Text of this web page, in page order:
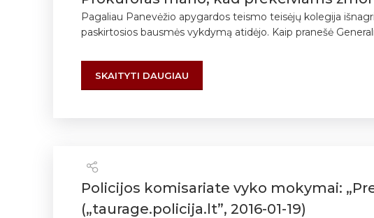
Pagaliau Panevėžio apygardos teismo teisėjų kolegija
paskirtosios bausmės vykdymą atidėjo. Kaip pranešė
SKAITYTI DAUGIAU
Policijos komisariate vyko mokymai:
(„taurage.policija.lt”, 2016-01-19)